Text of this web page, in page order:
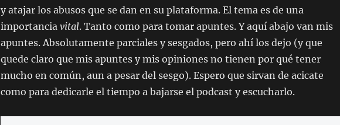
y atajar los abusos que se dan en su plataforma. El tema es de una
importancia vital. Tanto como para tomar apuntes. Y aquí abajo van mis
apuntes. Absolutamente parciales y sesgados, pero ahí los dejo (y que
quede claro que mis apuntes y mis opiniones no tienen por qué tener
mucho en común, aun a pesar del sesgo). Espero que sirvan de acicate
como para dedicarle el tiempo a bajarse el podcast y escucharlo.